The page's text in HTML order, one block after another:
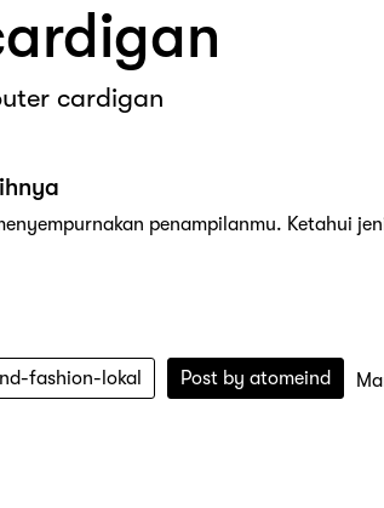
cardigan
penampilanmu. Ketahui
fashion-lokal Post by atomeind